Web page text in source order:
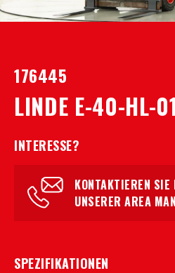
176445
LINDE E-40-HL-
INTERESSE?
KONTAKTIEREN SIE
UNSERER AREA
SPEZIFIKATIONEN